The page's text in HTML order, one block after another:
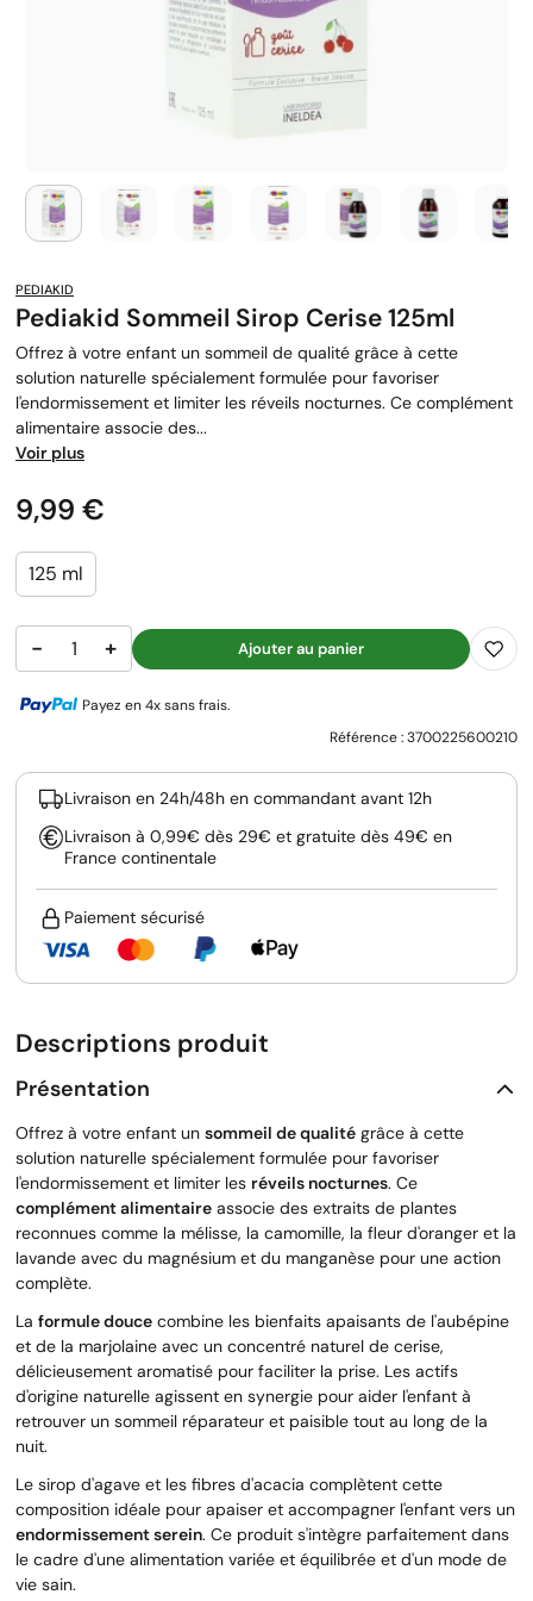
PEDIAKID
Pediakid Sommeil Sirop Cerise 125ml
Offrez à votre enfant un sommeil de qualité grâce à cette
solution naturelle spécialement formulée pour favoriser
l'endormissement et limiter les réveils nocturnes. Ce complément
alimentaire associe des...
Voir plus
Prix
9,99 €
125 ml
− + Ajouter au panier
Payez en 4x sans frais.
Référence :3700225600210
Livraison en 24h/48h en commandant avant 12h
Livraison à 0,99€ dès 29€ et gratuite dès 49€ en
France continentale
Paiement sécurisé
Descriptions produit
Présentation
Offrez à votre enfant un sommeil de qualité grâce à cette
solution naturelle spécialement formulée pour favoriser
l'endormissement et limiter les réveils nocturnes. Ce
complément alimentaire associe des extraits de plantes
reconnues comme la mélisse, la camomille, la fleur d'oranger et la
lavande avec du magnésium et du manganèse pour une action
complète.
La formule douce combine les bienfaits apaisants de l'aubépine
et de la marjolaine avec un concentré naturel de cerise,
délicieusement aromatisé pour faciliter la prise. Les actifs
d'origine naturelle agissent en synergie pour aider l'enfant à
retrouver un sommeil réparateur et paisible tout au long de la
nuit.
Le sirop d'agave et les fibres d'acacia complètent cette
composition idéale pour apaiser et accompagner l'enfant vers un
endormissement serein. Ce produit s'intègre parfaitement dans
le cadre d'une alimentation variée et équilibrée et d'un mode de
vie sain.